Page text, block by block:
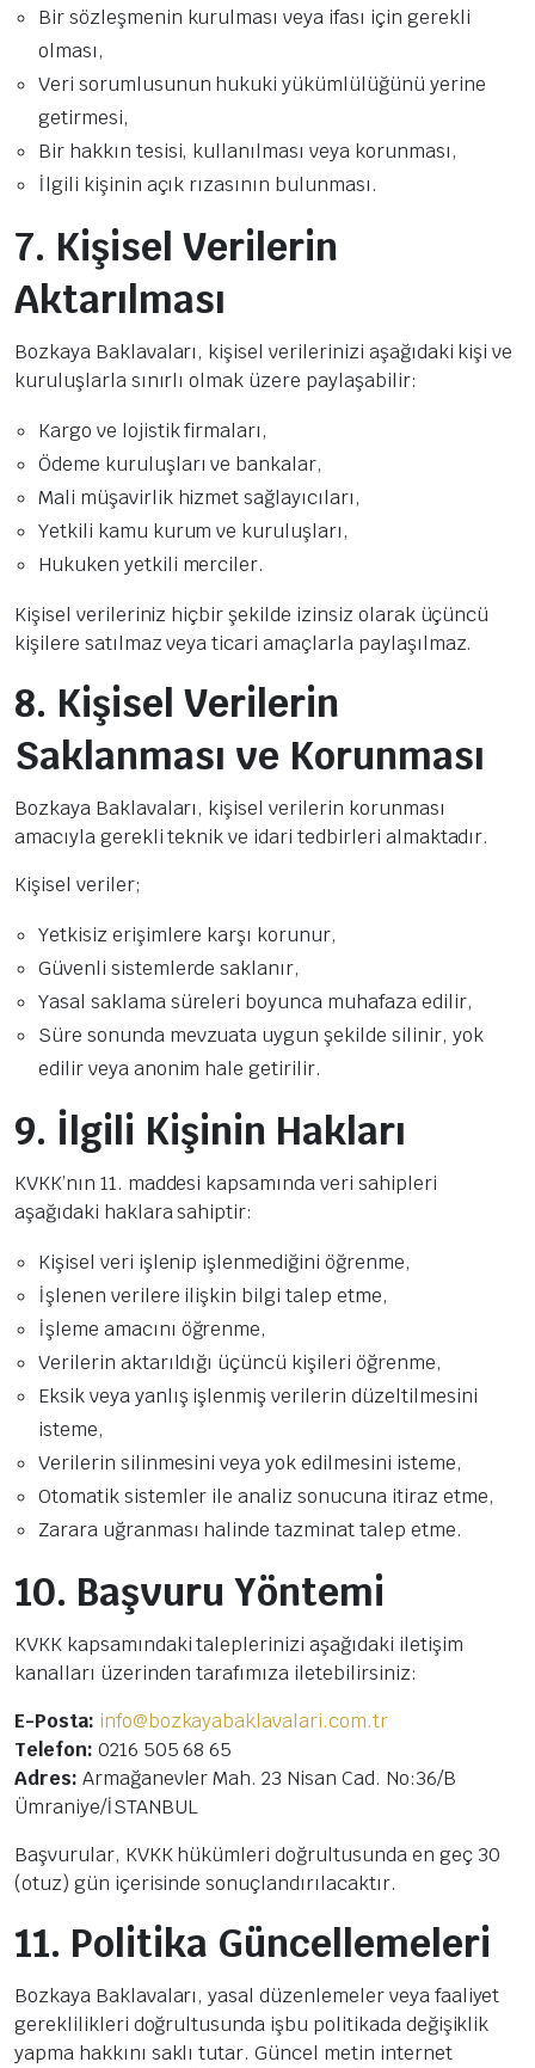
Bir sözleşmenin kurulması veya ifası için gerekli
olması,
Veri sorumlusunun hukuki yükümlülüğünü yerine
getirmesi,
Bir hakkın tesisi, kullanılması veya korunması,
İlgili kişinin açık rızasının bulunması.
7. Kişisel Verilerin
Aktarılması
Bozkaya Baklavaları, kişisel verilerinizi aşağıdaki kişi ve
kuruluşlarla sınırlı olmak üzere paylaşabilir:
Kargo ve lojistik firmaları,
Ödeme kuruluşları ve bankalar,
Mali müşavirlik hizmet sağlayıcıları,
Yetkili kamu kurum ve kuruluşları,
Hukuken yetkili merciler.
Kişisel verileriniz hiçbir şekilde izinsiz olarak üçüncü
kişilere satılmaz veya ticari amaçlarla paylaşılmaz.
8. Kişisel Verilerin
Saklanması ve Korunması
Bozkaya Baklavaları, kişisel verilerin korunması
amacıyla gerekli teknik ve idari tedbirleri almaktadır.
Kişisel veriler;
Yetkisiz erişimlere karşı korunur,
Güvenli sistemlerde saklanır,
Yasal saklama süreleri boyunca muhafaza edilir,
Süre sonunda mevzuata uygun şekilde silinir, yok
edilir veya anonim hale getirilir.
9. İlgili Kişinin Hakları
KVKK’nın 11. maddesi kapsamında veri sahipleri
aşağıdaki haklara sahiptir:
Kişisel veri işlenip işlenmediğini öğrenme,
İşlenen verilere ilişkin bilgi talep etme,
İşleme amacını öğrenme,
Verilerin aktarıldığı üçüncü kişileri öğrenme,
Eksik veya yanlış işlenmiş verilerin düzeltilmesini
isteme,
Verilerin silinmesini veya yok edilmesini isteme,
Otomatik sistemler ile analiz sonucuna itiraz etme,
Zarara uğranması halinde tazminat talep etme.
10. Başvuru Yöntemi
KVKK kapsamındaki taleplerinizi aşağıdaki iletişim
kanalları üzerinden tarafımıza iletebilirsiniz:
E-Posta: info@bozkayabaklavalari.com.tr
Telefon: 0216 505 68 65
Adres: Armağanevler Mah. 23 Nisan Cad. No:36/B
Ümraniye/İSTANBUL
Başvurular, KVKK hükümleri doğrultusunda en geç 30
(otuz) gün içerisinde sonuçlandırılacaktır.
11. Politika Güncellemeleri
Bozkaya Baklavaları, yasal düzenlemeler veya faaliyet
gereklilikleri doğrultusunda işbu politikada değişiklik
yapma hakkını saklı tutar. Güncel metin internet